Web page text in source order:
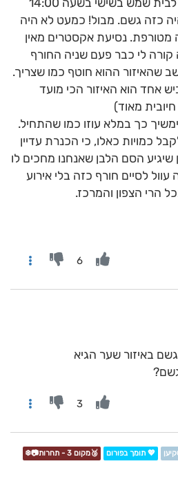
שמש בשישי בשעה 14:00
כזה גשם. מבול! כמעט לא היה
מטורפת. נסיעת אקסטרים מאין
קורה לי כבר פעם שניה החורף
שהאיזור ההוא חוטף כמו שצריך.
אחד הוא האיזור הכי מועד
מאוד)
כך במלא עוזו כמו שהתחיל.
כמויות כאלו, כי הכנרת עדיין
שיגיע הסם הלבן שאנחנו מחכים לו
עוול לסיים חורף כזה בלי אירוע
הרי הצפון והמרכז.
6
באיזור שער הגיא
3
💖 תומך בפורום 🥉מקום 3 - תחרות📷❄️